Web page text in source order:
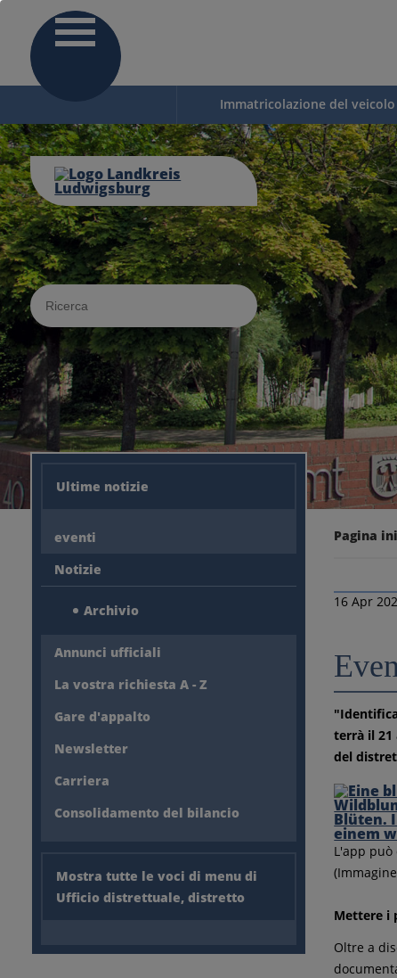
Immatricolazione del veicolo
Sucheingabe
Ultime notizie
eventi
Notizie
Archivio
Annunci ufficiali
La vostra richiesta A - Z
Gare d'appalto
Newsletter
Carriera
Consolidamento del bilancio
Mostra tutte le voci di menu di
Ufficio distrettuale, distretto
Pagina
16 Apr
terrà il 21
del
L'app
Mettere i
Oltre a